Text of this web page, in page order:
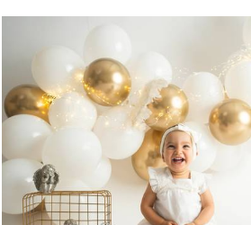
803